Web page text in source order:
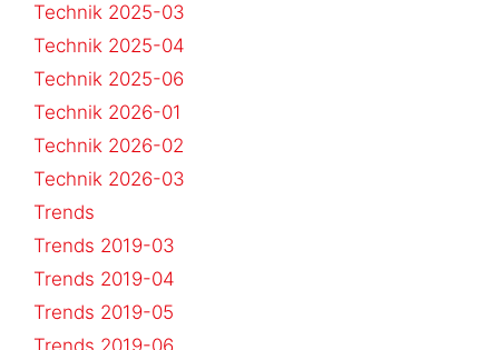
Technik 2025-03
Technik 2025-04
Technik 2025-06
Technik 2026-01
Technik 2026-02
Technik 2026-03
Trends
Trends 2019-03
Trends 2019-04
Trends 2019-05